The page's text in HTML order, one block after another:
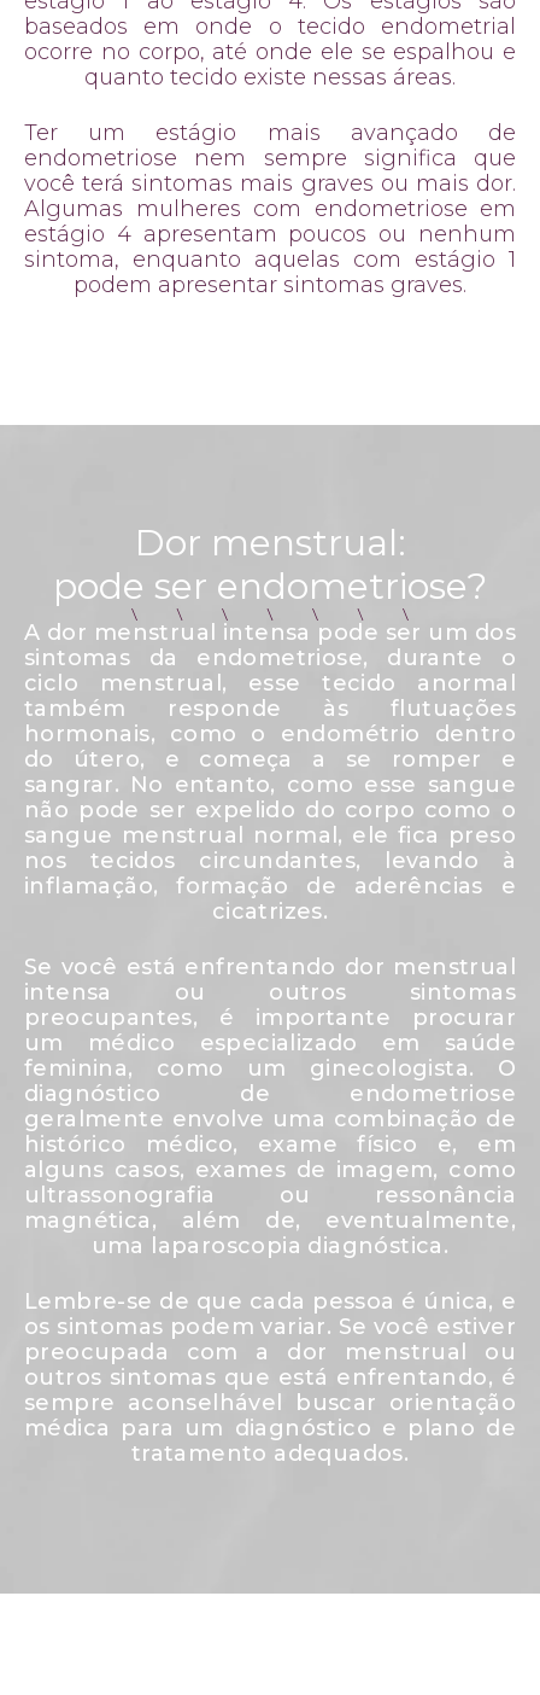
baseados em onde o tecido endometrial
ocorre no corpo, até onde ele se espalhou e
quanto tecido existe nessas áreas.
Ter um estágio mais avançado de
endometriose nem sempre significa que
você terá sintomas mais graves ou mais dor.
Algumas mulheres com endometriose em
estágio 4 apresentam poucos ou nenhum
sintoma, enquanto aquelas com estágio 1
podem apresentar sintomas graves.
Dor menstrual:
pode ser endometriose?
A dor menstrual intensa pode ser um dos
sintomas da endometriose, durante o
ciclo menstrual, esse tecido anormal
também responde às flutuações
hormonais, como o endométrio dentro
do útero, e começa a se romper e
sangrar. No entanto, como esse sangue
não pode ser expelido do corpo como o
sangue menstrual normal, ele fica preso
nos tecidos circundantes, levando à
inflamação, formação de aderências e
cicatrizes.
Se você está enfrentando dor menstrual
intensa ou outros sintomas
preocupantes, é importante procurar
um médico especializado em saúde
feminina, como um ginecologista. O
diagnóstico de endometriose
geralmente envolve uma combinação de
histórico médico, exame físico e, em
alguns casos, exames de imagem, como
ultrassonografia ou ressonância
magnética, além de, eventualmente,
uma laparoscopia diagnóstica.
Lembre-se de que cada pessoa é única, e
os sintomas podem variar. Se você estiver
preocupada com a dor menstrual ou
outros sintomas que está enfrentando, é
sempre aconselhável buscar orientação
médica para um diagnóstico e plano de
tratamento adequados.